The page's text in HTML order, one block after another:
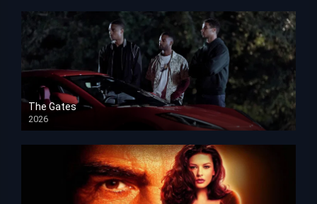
The Gates
2026
HD 1080p